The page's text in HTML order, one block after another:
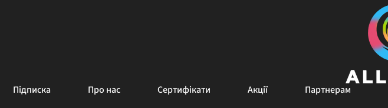
Підписка Про нас Сертифікати Акції Партнерам